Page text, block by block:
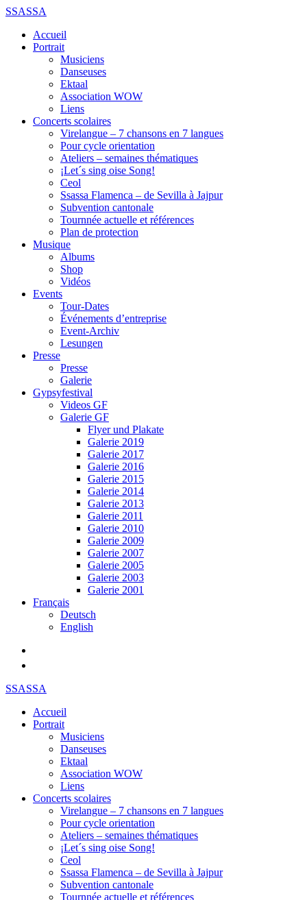
SSASSA
Accueil
Portrait
Musiciens
Danseuses
Ektaal
Association WOW
Liens
Concerts scolaires
Virelangue – 7 chansons en 7 langues
Pour cycle orientation
Ateliers – semaines thématiques
¡Let´s sing oise Song!
Ceol
Ssassa Flamenca – de Sevilla à Jajpur
Subvention cantonale
Tournnée actuelle et références
Plan de protection
Musique
Albums
Shop
Vidéos
Events
Tour-Dates
Événements d’entreprise
Event-Archiv
Lesungen
Presse
Presse
Galerie
Gypsyfestival
Videos GF
Galerie GF
Flyer und Plakate
Galerie 2019
Galerie 2017
Galerie 2016
Galerie 2015
Galerie 2014
Galerie 2013
Galerie 2011
Galerie 2010
Galerie 2009
Galerie 2007
Galerie 2005
Galerie 2003
Galerie 2001
Français
Deutsch
English
SSASSA
Accueil
Portrait
Musiciens
Danseuses
Ektaal
Association WOW
Liens
Concerts scolaires
Virelangue – 7 chansons en 7 langues
Pour cycle orientation
Ateliers – semaines thématiques
¡Let´s sing oise Song!
Ceol
Ssassa Flamenca – de Sevilla à Jajpur
Subvention cantonale
Tournnée actuelle et références